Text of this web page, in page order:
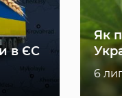
в ЄС
Як
6